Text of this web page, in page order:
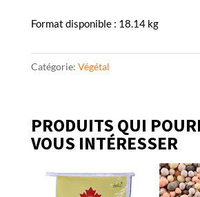
Format disponible : 18.14 kg
Catégorie: Végétal
PRODUITS QUI
VOUS INTÉRESSER